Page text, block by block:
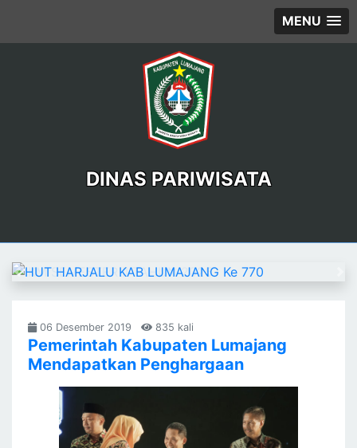
MENU
DINAS PARIWISATA
Previous
06 Desember 2019 835 kali
Pemerintah Kabupaten Lumajang
Mendapatkan Penghargaan